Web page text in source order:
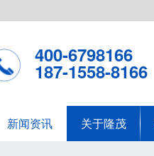
400-6798166
187-1558-8166
新闻资讯 关于隆茂